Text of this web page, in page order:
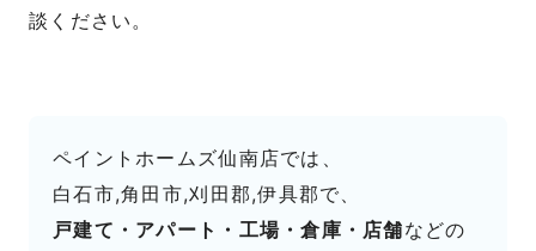
談ください。
ペイントホームズ仙南店では、
白石市,角田市,刈田郡,伊具郡で、
戸建て・アパート・工場・倉庫・店舗などの